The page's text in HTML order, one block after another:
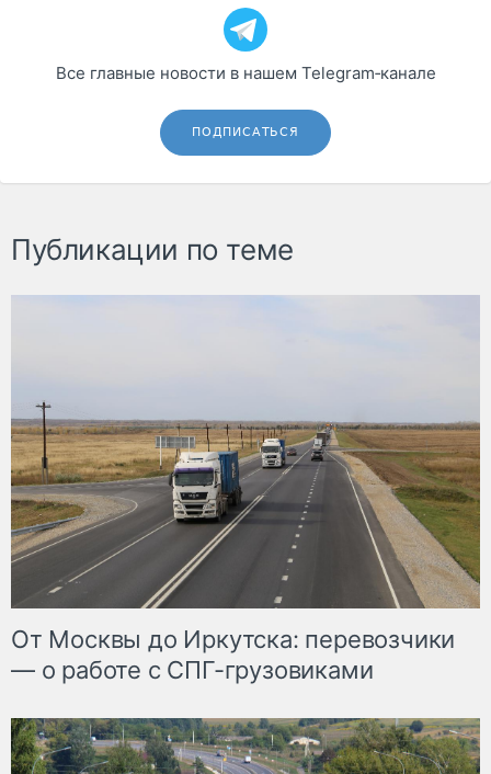
Все главные новости в нашем Telegram‑канале
ПОДПИСАТЬСЯ
Публикации по теме
От Москвы до Иркутска: перевозчики
— о работе с СПГ-грузовиками